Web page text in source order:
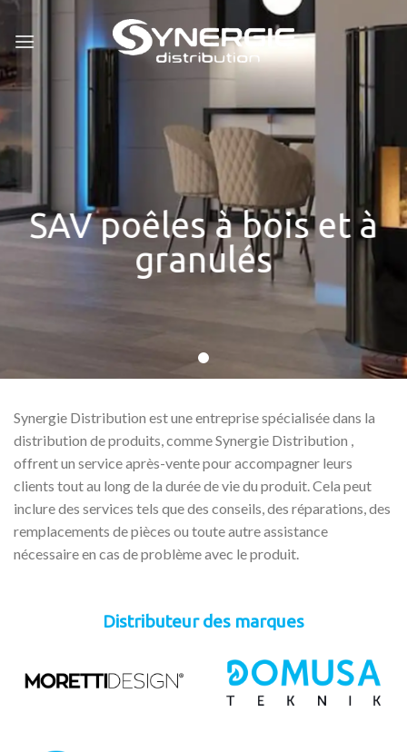
Skip
content
SAV poêles à bois et à
granulés
Synergie Distribution est une entreprise spécialisée dans la
distribution de produits, comme Synergie Distribution ,
offrent un service après-vente pour accompagner leurs
clients tout au long de la durée de vie du produit. Cela peut
inclure des services tels que des conseils, des réparations, des
remplacements de pièces ou toute autre assistance
nécessaire en cas de problème avec le produit.
Distributeur des marques